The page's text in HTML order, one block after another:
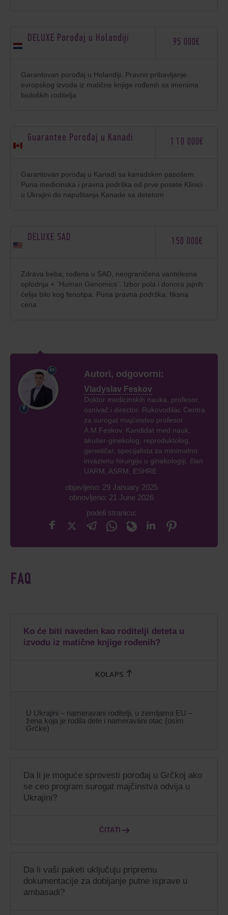
DELUXE Porođaj u Holandiji
Garantovan porođaj u Holandiji. Pravno pribavljanje
evropskog izvoda iz matične knjige rođenih sa imenima
bioloških roditelja
95 000€
Guarantee Porođaj u Kanadi
Garantovan porođaj u Kanadi sa kanadskim pasošem.
Puna medicinska i pravna podrška od prve posete Klinici
u Ukrajini do napuštanja Kanade sa detetom
110 000€
DELUXE SAD
Zdrava beba, rođena u SAD, neograničena vantelesna
oplodnja + `Human Genomics`. Izbor pola i donora jajnih
ćelija bilo kog fenotipa. Puna pravna podrška, fiksna
cena.
150 000€
Autori, odgovorni:
Vladyslav Feskov
Doktor medicinskih nauka, profesor,
osnivač i director. Rukovodilac Centra
za surogat majčinstvo profesor
A.M.Feskov. Kandidat med.nauk,
akušer-ginekolog, reproduktolog,
genetičar, specijalista za minimalno
invazivnu hirurgiju u ginekologiji, član
UARM, ASRM, ESHRE
objavljeno: 29 January 2025
obnovljeno: 21 June 2026
podeli stranicu:
FAQ
Ko će biti naveden kao roditelji deteta u
izvodu iz matične knjige rođenih?
U Ukrajini – nameravani roditelji, u zemljama EU –
žena koja je rodila dete i nameravani otac (osim
Grčke)
Da li je moguće sprovesti porođaj u Grčkoj ako
se ceo program surogat majčinstva odvija u
Ukrajini?
ČITATI
Da li vaši paketi uključuju pripremu
dokumentacije za dobijanje putne isprave u
ambasadi?